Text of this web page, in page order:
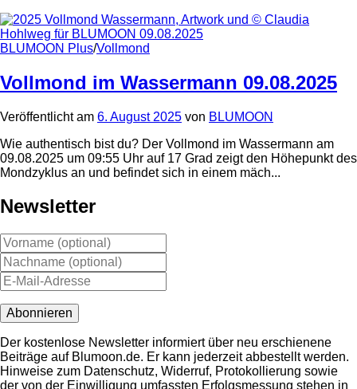
BLUMOON Plus/Vollmond
Vollmond im Wassermann 09.08.2025
Veröffentlichtam 6. August 2025 von BLUMOON
Wie authentisch bist du? Der Vollmond im Wassermann am
09.08.2025 um 09:55 Uhr auf 17 Grad zeigt den Höhepunkt des
Mondzyklus an und befindet sich in einem mäch...
Newsletter
Der kostenlose Newsletter informiert über neu erschienene
Beiträge auf Blumoon.de. Er kann jederzeit abbestellt werden.
Hinweise zum Datenschutz, Widerruf, Protokollierung sowie
der von der Einwilligung umfassten Erfolgsmessung stehen in